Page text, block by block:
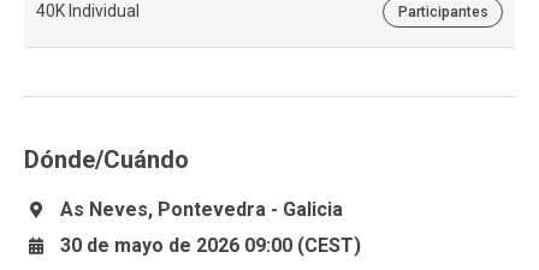
40K Individual Participantes
Dónde/Cuándo
As Neves, Pontevedra - Galicia
30 de mayo de 2026 09:00 (CEST)